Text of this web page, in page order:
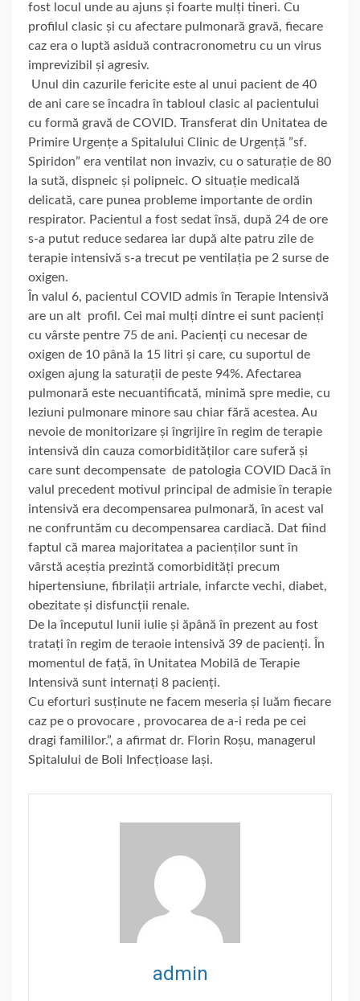
fost locul unde au ajuns și foarte mulți tineri. Cu
profilul clasic și cu afectare pulmonară gravă, fiecare
caz era o luptă asiduă contracronometru cu un virus
imprevizibil și agresiv.
Unul din cazurile fericite este al unui pacient de 40
de ani care se încadra în tabloul clasic al pacientului
cu formă gravă de COVID. Transferat din Unitatea de
Primire Urgențe a Spitalului Clinic de Urgență ”sf.
Spiridon” era ventilat non invaziv, cu o saturație de 80
la sută, dispneic și polipneic. O situație medicală
delicată, care punea probleme importante de ordin
respirator. Pacientul a fost sedat însă, după 24 de ore
s-a putut reduce sedarea iar după alte patru zile de
terapie intensivă s-a trecut pe ventilația pe 2 surse de
oxigen.
În valul 6, pacientul COVID admis în Terapie Intensivă
are un alt profil. Cei mai mulți dintre ei sunt pacienți
cu vârste pentre 75 de ani. Pacienți cu necesar de
oxigen de 10 până la 15 litri și care, cu suportul de
oxigen ajung la saturații de peste 94%. Afectarea
pulmonară este necuantificată, minimă spre medie, cu
leziuni pulmonare minore sau chiar fără acestea. Au
nevoie de monitorizare și îngrijire în regim de terapie
intensivă din cauza comorbidităților care suferă și
care sunt decompensate de patologia COVID Dacă în
valul precedent motivul principal de admisie în terapie
intensivă era decompensarea pulmonară, în acest val
ne confruntăm cu decompensarea cardiacă. Dat fiind
faptul că marea majoritatea a pacienților sunt în
vârstă aceștia prezintă comorbidități precum
hipertensiune, fibrilații artriale, infarcte vechi, diabet,
obezitate și disfuncții renale.
De la începutul lunii iulie și ăpână în prezent au fost
tratați în regim de teraoie intensivă 39 de pacienți. În
momentul de față, în Unitatea Mobilă de Terapie
Intensivă sunt internați 8 pacienți.
Cu eforturi susținute ne facem meseria și luăm fiecare
caz pe o provocare , provocarea de a-i reda pe cei
dragi famililor.”, a afirmat dr. Florin Roșu, managerul
Spitalului de Boli Infecțioase Iași.
admin